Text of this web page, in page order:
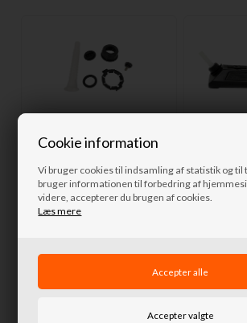
Cookie information
Vi bruger cookies til indsamling af statistik og
bruger informationen til forbedring af
videre, accepterer du brugen af cookies.
Læs mere
Fyldetud til Jerrycans til
80,00 DKK
Fjernlager
760,00